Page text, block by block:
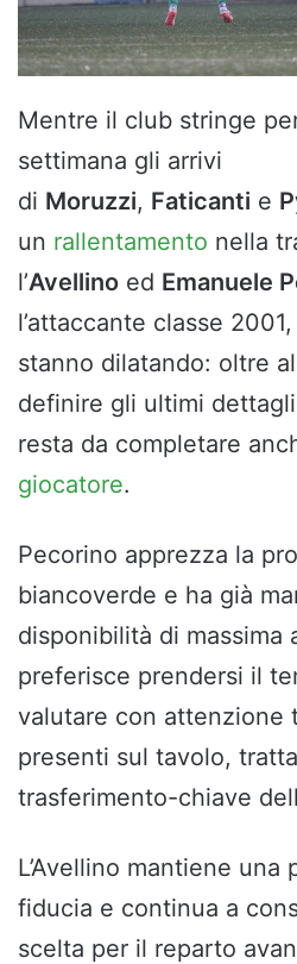
Mentre il club stringe
settimana gli arrivi
di Moruzzi, Faticanti e
un rallentamento nella
l’Avellino ed Emanuele
l’attaccante classe
stanno dilatando: oltre
definire gli ultimi
resta da completare
giocatore.
Pecorino apprezza la
biancoverde e ha già
disponibilità di massima
preferisce prendersi il
valutare con attenzione
presenti sul tavolo,
trasferimento-chiave
L’Avellino mantiene
fiducia e continua a
scelta per il reparto